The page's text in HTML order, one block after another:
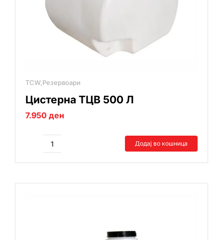
TCW,Резервоари
Цистерна ТЦВ 500 Л
7.950 ден
Цистерна
Л
Додај во кошница